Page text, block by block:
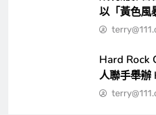
以「黃色風
Hard Rock
人聯手舉辦